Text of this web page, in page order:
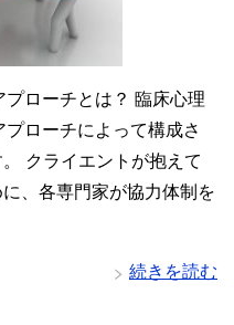
ローチとは？ 臨床心理
ローチによって構成さ
クライエントが抱えて
、各専門家が協力体制を
続きを読む